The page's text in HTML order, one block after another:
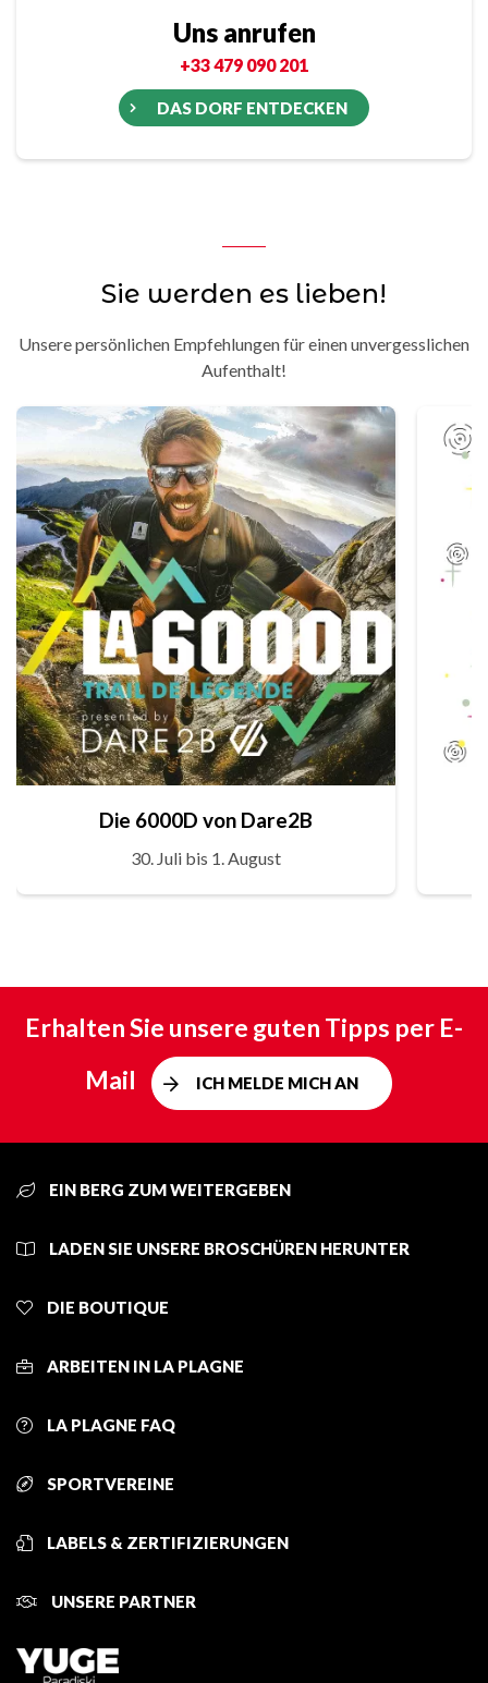
Uns anrufen
+33 479 090 201
DAS DORF ENTDECKEN
Sie werden es lieben!
Unsere persönlichen Empfehlungen für einen unvergesslichen
Aufenthalt!
Die 6000D von Dare2B
30. Juli bis 1. August
Erhalten Sie unsere guten Tipps per E-
Mail
ICH MELDE MICH AN
EIN BERG ZUM WEITERGEBEN
LADEN SIE UNSERE BROSCHÜREN HERUNTER
DIE BOUTIQUE
ARBEITEN IN LA PLAGNE
LA PLAGNE FAQ
SPORTVEREINE
LABELS & ZERTIFIZIERUNGEN
UNSERE PARTNER